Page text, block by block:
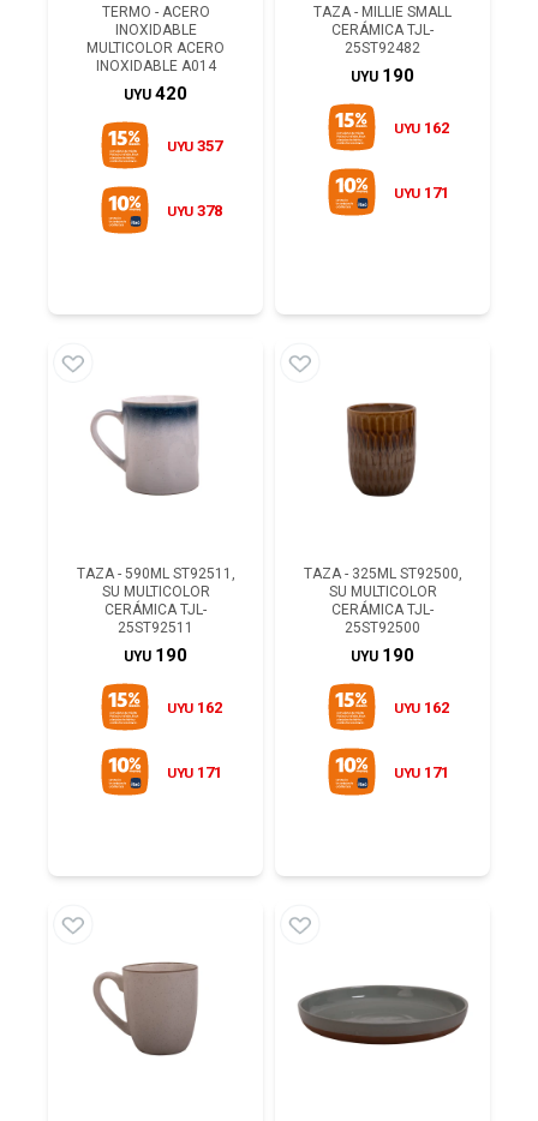
TERMO - ACERO
INOXIDABLE
MULTICOLOR ACERO
INOXIDABLE A014
UYU 420
UYU 357
UYU 378
TAZA - MILLIE SMALL
CERÁMICA TJL-
25ST92482
UYU 190
UYU 162
UYU 171
TAZA - 590ML ST92511,
SU MULTICOLOR
CERÁMICA TJL-
25ST92511
UYU 190
UYU 162
UYU 171
TAZA - 325ML ST92500,
SU MULTICOLOR
CERÁMICA TJL-
25ST92500
UYU 190
UYU 162
UYU 171